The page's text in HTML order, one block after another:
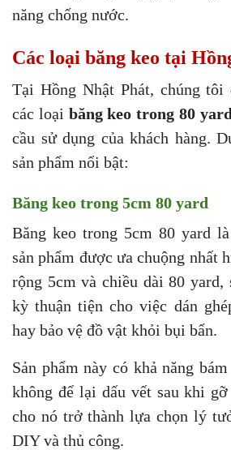
năng chống nước.
Các loại băng keo tại
Tại Hồng Nhật Phát, chúng tôi
các loại băng keo trong 80 yard
cầu sử dụng của khách hàng.
sản phẩm nổi bật:
Băng keo trong 5cm 80 yard
Băng keo trong 5cm 80 yard
sản phẩm được ưa chuộng nhất
rộng 5cm và chiều dài 80 yard,
kỳ thuận tiện cho việc dán
hay bảo vệ đồ vật khỏi bụi bẩn.
Sản phẩm này có khả năng
không để lại dấu vết sau khi
cho nó trở thành lựa chọn lý
DIY và thủ công.